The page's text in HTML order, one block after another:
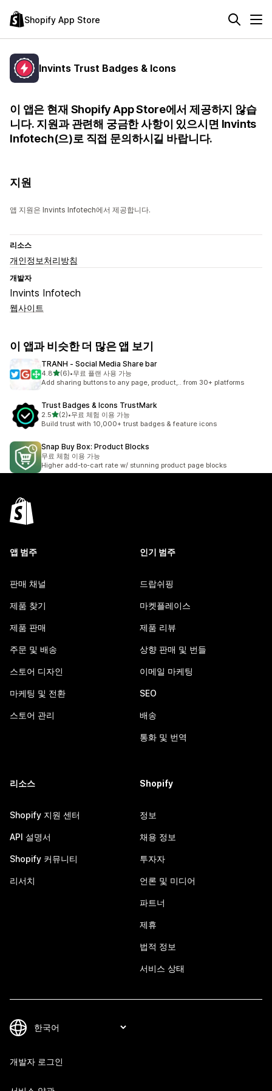
Shopify App Store
Invints Trust Badges & Icons
이 앱은 현재 Shopify App Store에서 제공하지 않습
니다. 지원과 관련해 궁금한 사항이 있으시면 Invints
Infotech(으)로 직접 문의하시길 바랍니다.
지원
앱 지원은 Invints Infotech에서 제공합니다.
리소스
개인정보처리방침
개발자
Invints Infotech
웹사이트
이 앱과 비슷한 더 많은 앱 보기
TRANH ‑ Social Media Share bar
4.8별 5개 중
(6)
총 리뷰 6개
•무료 플랜 사용 가능
Add sharing buttons to any page, product,.. from 30+ platforms
Trust Badges & Icons TrustMark
2.5별 5개 중
(2)
총 리뷰 2개
•무료 체험 이용 가능
Build trust with 10,000+ trust badges & feature icons
Snap Buy Box: Product Blocks
무료 체험 이용 가능
Higher add-to-cart rate w/ stunning product page blocks
앱 범주
판매 채널
제품 찾기
제품 판매
주문 및 배송
스토어 디자인
마케팅 및 전환
스토어 관리
인기 범주
드랍쉬핑
마켓플레이스
제품 리뷰
상향 판매 및 번들
이메일 마케팅
SEO
배송
통화 및 번역
리소스
Shopify 지원 센터
API 설명서
Shopify 커뮤니티
리서치
Shopify
정보
채용 정보
투자자
언론 및 미디어
파트너
제휴
법적 정보
서비스 상태
개발자 로그인